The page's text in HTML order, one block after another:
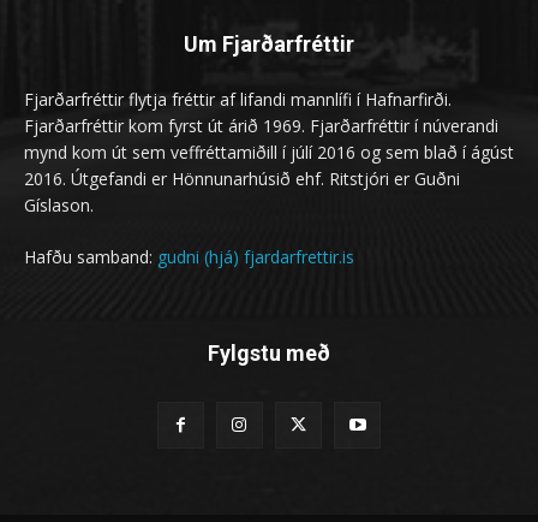
Um Fjarðarfréttir
Fjarðarfréttir flytja fréttir af lifandi mannlífi í Hafnarfirði.
Fjarðarfréttir kom fyrst út árið 1969. Fjarðarfréttir í núverandi
mynd kom út sem veffréttamiðill í júlí 2016 og sem blað í ágúst
2016. Útgefandi er Hönnunarhúsið ehf. Ritstjóri er Guðni
Gíslason.
Hafðu samband: gudni (hjá) fjardarfrettir.is
Fylgstu með